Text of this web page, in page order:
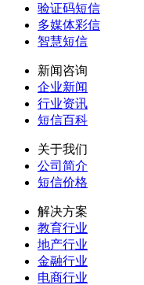
验证码短信
多媒体彩信
智慧短信
新闻咨询
企业新闻
行业资讯
短信百科
关于我们
公司简介
短信价格
解决方案
教育行业
地产行业
金融行业
电商行业